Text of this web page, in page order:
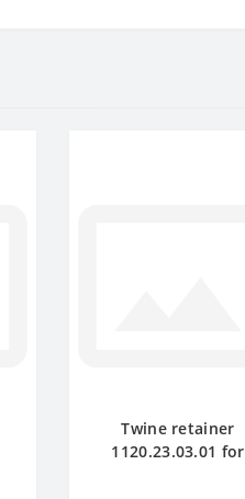
Twine retainer
1120.23.03.01 for